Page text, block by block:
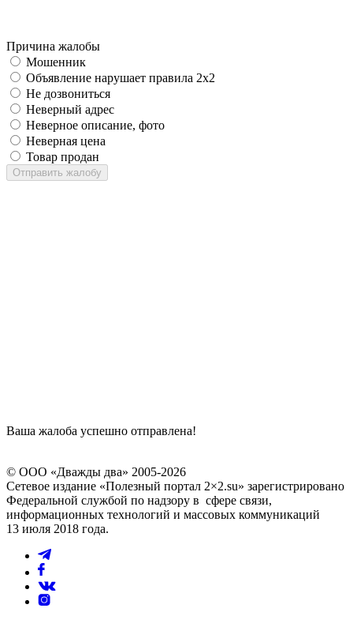
Причина жалобы
Мошенник
Объявление нарушает правила 2x2
Не дозвониться
Неверный адрес
Неверное описание, фото
Неверная цена
Товар продан
Отправить жалобу
Ваша жалоба успешно отправлена!
© ООО «Дважды два» 2005-2026
Сетевое издание «Полезный портал 2×2.su» зарегистрировано
Федеральной службой по надзору в сфере связи,
информационных технологий и массовых коммуникаций
13 июля 2018 года.